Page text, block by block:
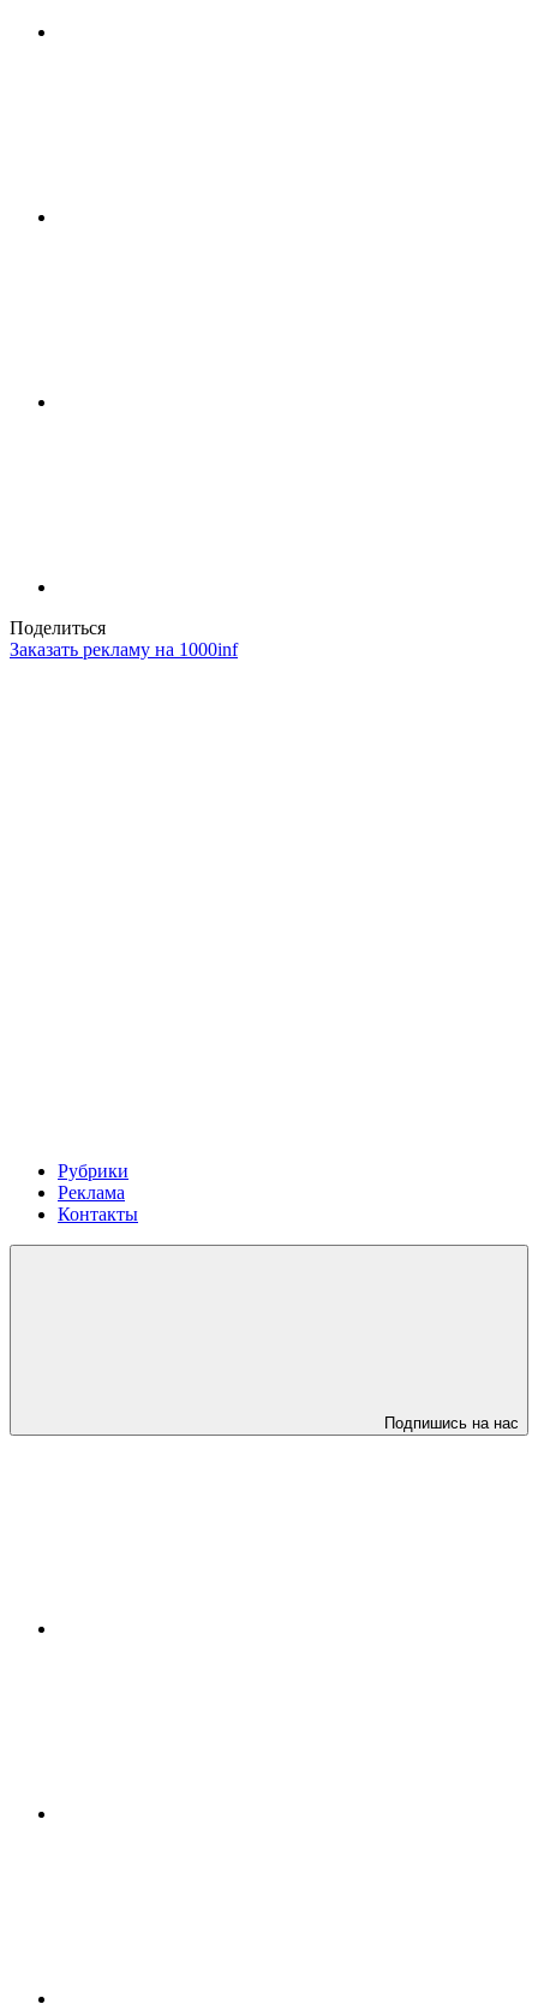
Поделиться
Заказать рекламу на 1000inf
Рубрики
Реклама
Контакты
Подпишись на нас